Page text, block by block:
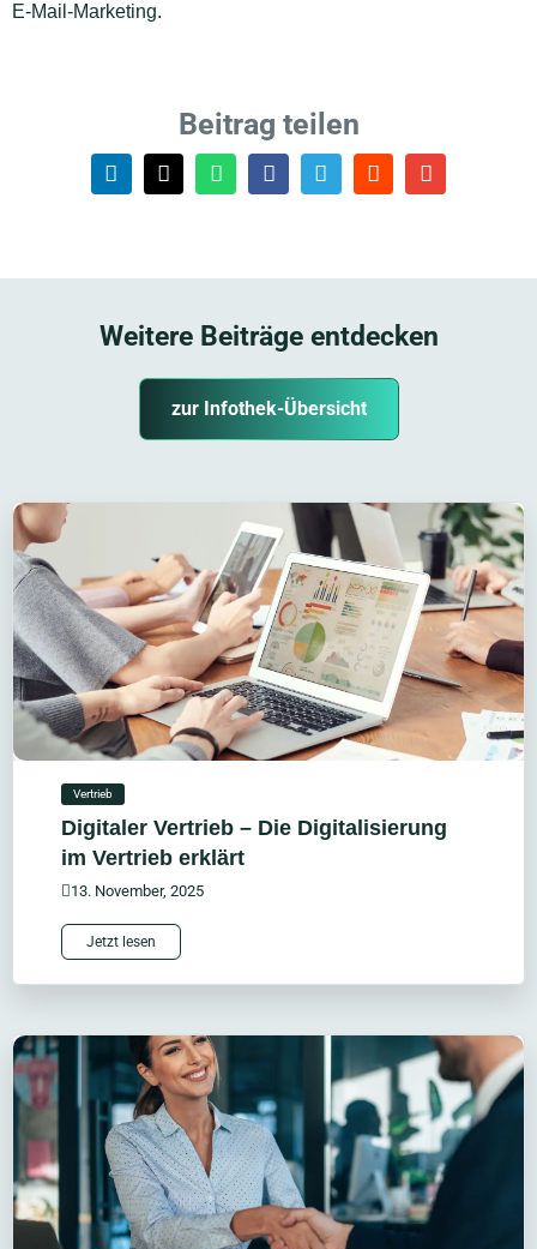
E-Mail-Marketing.
Beitrag teilen
Weitere Beiträge entdecken
zur Infothek-Übersicht
Vertrieb
Digitaler Vertrieb – Die Digitalisierung
im Vertrieb erklärt
13. November, 2025
Jetzt lesen